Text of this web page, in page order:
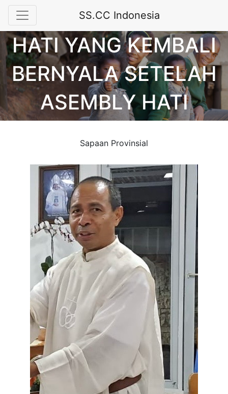
SS.CC Indonesia
HATI YANG KEMBALI
BERNYALA SETELAH
ASEMBLY HATI
Sapaan Provinsial